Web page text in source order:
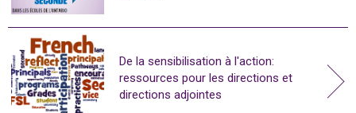
De la sensibilisation à l'action:
ressources pour les directions et
directions adjointes